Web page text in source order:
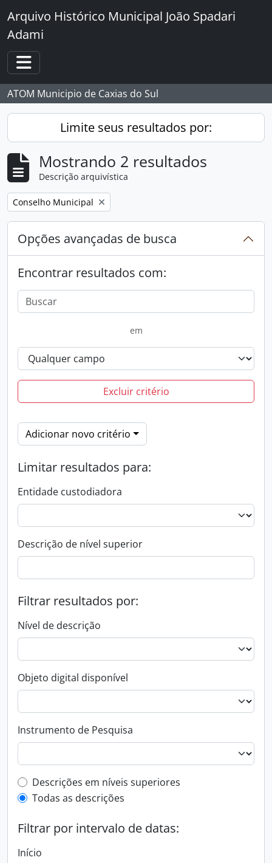
Skip to main content
Arquivo Histórico Municipal João Spadari
Adami
Toggle navigation
ATOM Municipio de Caxias do Sul
Limite seus resultados por:
Mostrando 2 resultados
Descrição arquivística
Remover filtro:
Conselho Municipal
Opções avançadas de busca
Encontrar resultados com:
em
Excluir critério
Adicionar novo critério
Limitar resultados para:
Entidade custodiadora
Descrição de nível superior
Filtrar resultados por:
Nível de descrição
Objeto digital disponível
Instrumento de Pesquisa
Filtro de descrição de nível superior
Descrições em níveis superiores
Todas as descrições
Filtrar por intervalo de datas:
Início